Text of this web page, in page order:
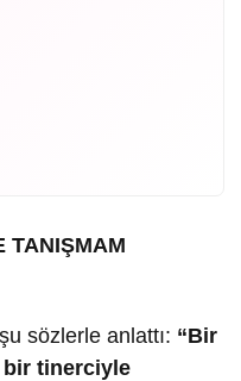
TANIŞMAM
sözlerle anlattı: “Bir
tinerciyle